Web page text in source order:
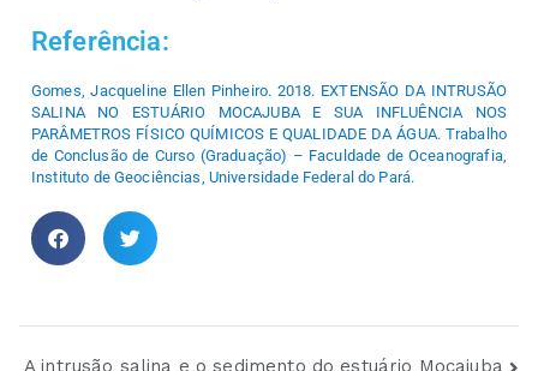
Referência:
Gomes,Jacqueline Ellen Pinheiro. 2018. EXTENSÃO DA INTRUSÃO
SALINA NO ESTUÁRIO MOCAJUBA E SUA INFLUÊNCIA NOS
PARÂMETROS FÍSICO QUÍMICOS E QUALIDADE DA ÁGUA. Trabalho
de Conclusão de Curso (Graduação) – Faculdade de Oceanografia,
Instituto de Geociências, Universidade Federal do Pará.
A intrusão salina e o sedimento do estuário Mocajuba